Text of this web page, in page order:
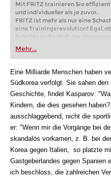
Mit FRITZ trainieren Sie
und individueller als je zuvor.
FRITZ ist mehr als nur eine
eine Trainingsrevolution! Egal,
Schritte in die Welt des
oder bereits auf Turnierniveau
FRITZ trainieren Sie effizienter,
individueller als je zuvor.
Mehr...
Eine Milliarde Menschen haben
Südkorea verfolgt. Sie sahen
Geschichte, findet Kasparov:
Kindern, die dies gesehen
ausschlaggebend, nicht die
er: "Wenn mir die Vorgänge bei
skandalös vorkamen, z. B. bei
Korea gegen Italien, so platzte
Gastgeberlandes gegen Spanien
ich beschloss, die zahlreichen